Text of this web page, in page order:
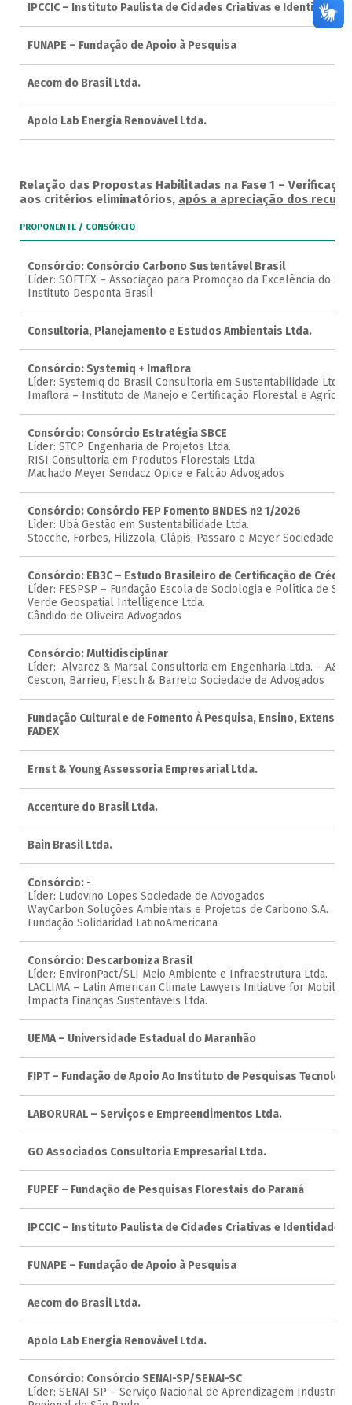
IPCCIC – Instituto Paulista de Cidades Criativas e Identidades
FUNAPE – Fundação de Apoio à Pesquisa
Aecom do Brasil Ltda.
Apolo Lab Energia Renovável Ltda.
Relação das Propostas Habilitadas na Fase 1 –
aos critérios eliminatórios, após a apreciação dos
PROPONENTE / CONSÓRCIO
Consórcio: Consórcio Carbono Sustentável Brasil
Líder: SOFTEX – Associação para Promoção da Excelência do
Instituto Desponta Brasil
Consultoria, Planejamento e Estudos Ambientais Ltda.
Consórcio: Systemiq + Imaflora
Líder: Systemiq do Brasil Consultoria em Sustentabilidade Ltda
Imaflora – Instituto de Manejo e Certificação Florestal e Agrícola
Consórcio: Consórcio Estratégia SBCE
Líder: STCP Engenharia de Projetos Ltda.
RISI Consultoria em Produtos Florestais Ltda
Machado Meyer Sendacz Opice e Falcão Advogados
Consórcio: Consórcio FEP Fomento BNDES nº 1/2026
Líder: Ubá Gestão em Sustentabilidade Ltda.
Stocche, Forbes, Filizzola, Clápis, Passaro e Meyer Sociedade
Consórcio: EB3C – Estudo Brasileiro de Certificação de
Líder: FESPSP – Fundação Escola de Sociologia e Política de
Verde Geospatial Intelligence Ltda.
Cândido de Oliveira Advogados
Consórcio: Multidisciplinar
Líder: Alvarez & Marsal Consultoria em Engenharia Ltda. – A&M
Cescon, Barrieu, Flesch & Barreto Sociedade de Advogados
Fundação Cultural e de Fomento À Pesquisa, Ensino, Extensão
FADEX
Ernst & Young Assessoria Empresarial Ltda.
Accenture do Brasil Ltda.
Bain Brasil Ltda.
Consórcio: -
Líder: Ludovino Lopes Sociedade de Advogados
WayCarbon Soluções Ambientais e Projetos de Carbono S.A.
Fundação Solidaridad LatinoAmericana
Consórcio: Descarboniza Brasil
Líder: EnvironPact/SLI Meio Ambiente e Infraestrutura Ltda.
LACLIMA – Latin American Climate Lawyers Initiative for
Impacta Finanças Sustentáveis Ltda.
UEMA – Universidade Estadual do Maranhão
FIPT – Fundação de Apoio Ao Instituto de Pesquisas
LABORURAL – Serviços e Empreendimentos Ltda.
GO Associados Consultoria Empresarial Ltda.
FUPEF – Fundação de Pesquisas Florestais do Paraná
IPCCIC – Instituto Paulista de Cidades Criativas e Identidades
FUNAPE – Fundação de Apoio à Pesquisa
Aecom do Brasil Ltda.
Apolo Lab Energia Renovável Ltda.
Consórcio: Consórcio SENAI-SP/SENAI-SC
Líder: SENAI-SP – Serviço Nacional de Aprendizagem Industrial